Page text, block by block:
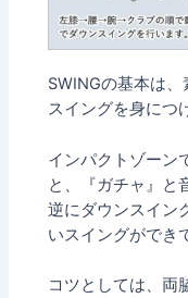
SWINGの基本は
スイングを身につ
インパクトゾーン
と、『ガチャ』と
逆にダウンスイン
いスイングができ
コツとしては、両